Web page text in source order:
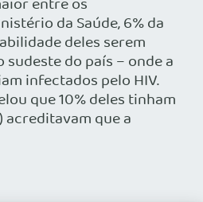
entre os
da Saúde, 6% da
deles serem
do país – onde a
infectados pelo HIV.
que 10% deles tinham
acreditavam que a